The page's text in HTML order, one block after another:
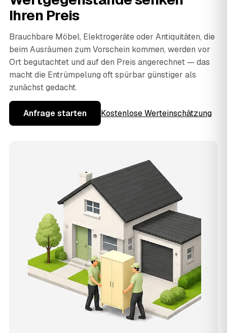
Ihren Preis
Brauchbare Möbel, Elektrogeräte oder Antiquitäten, die
beim Ausräumen zum Vorschein kommen, werden vor
Ort begutachtet und auf den Preis angerechnet — das
macht die Entrümpelung oft spürbar günstiger als
zunächst gedacht.
Anfrage starten Kostenlose Werteinschätzung